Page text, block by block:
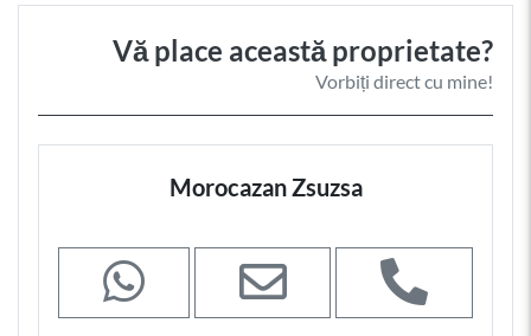
Vă place această proprietate?
Vorbiți direct cu mine!
Morocazan Zsuzsa